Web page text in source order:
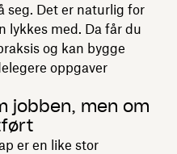
seg. Det er naturlig for
lykkes med. Da får du
og kan bygge
oppgaver
jobben, men om
er en like stor